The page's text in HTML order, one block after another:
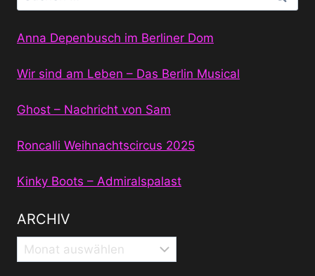
nach:
Anna Depenbusch im Berliner Dom
Wir sind am Leben – Das Berlin Musical
Ghost – Nachricht von Sam
Roncalli Weihnachtscircus 2025
Kinky Boots – Admiralspalast
ARCHIV
Archiv